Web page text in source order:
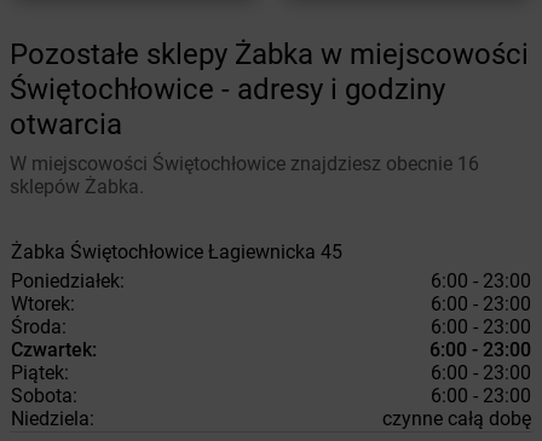
Pozostałe sklepy Żabka w miejscowości
Świętochłowice - adresy i godziny
otwarcia
W miejscowości Świętochłowice znajdziesz obecnie 16
sklepów Żabka.
Żabka Świętochłowice Łagiewnicka 45
Poniedziałek:
6:00 - 23:00
Wtorek:
6:00 - 23:00
Środa:
6:00 - 23:00
Czwartek:
6:00 - 23:00
Piątek:
6:00 - 23:00
Sobota:
6:00 - 23:00
Niedziela:
czynne całą dobę